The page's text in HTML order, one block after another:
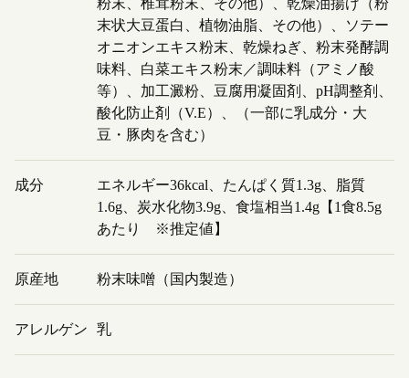
末状大豆蛋白、植物油脂、その他）、ソテー
オニオンエキス粉末、乾燥ねぎ、粉末発酵調
味料、白菜エキス粉末／調味料（アミノ酸
等）、加工澱粉、豆腐用凝固剤、pH調整剤、
酸化防止剤（V.E）、（一部に乳成分・大
豆・豚肉を含む）
成分
エネルギー36kcal、たんぱく質1.3g、脂質
1.6g、炭水化物3.9g、食塩相当1.4g【1食8.5g
あたり ※推定値】
原産地 粉末味噌（国内製造）
アレルゲン 乳